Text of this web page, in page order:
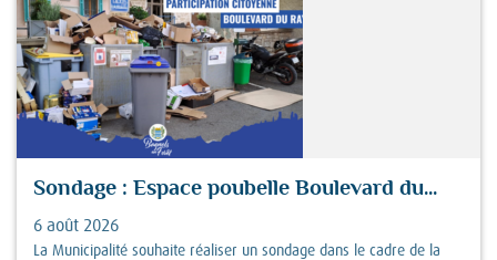
Sondage : Espace poubelle Boulevard du...
6 août 2026
La Municipalité souhaite réaliser un sondage dans le cadre de la